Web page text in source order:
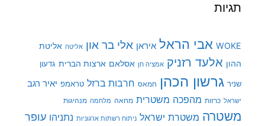
תגיות
WOKE אבי הראל איראן אלי בר און אליטה אליטת
ההון אלעד רזניק אמציה חן אסלאם ארצות הברית גדעון
שניר גרשון הכהן חמאס חרבות ברזל טראמפ יאיר רגב
ישראל כרזות מהפכה משטרית מחאה מלחמה מנהיגות
משטרה משטרת ישראל ניתוח רשתות ארגוניות נתניהו עופר